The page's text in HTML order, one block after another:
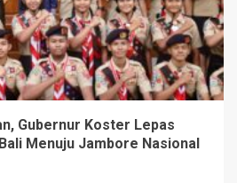
Gubernur Koster Lepas
Menuju Jambore Nasional